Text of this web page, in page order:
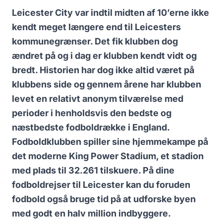
Leicester City var indtil midten af 10’erne ikke
kendt meget længere end til Leicesters
kommunegrænser. Det fik klubben dog
ændret på og i dag er klubben kendt vidt og
bredt. Historien har dog ikke altid været på
klubbens side og gennem årene har klubben
levet en relativt anonym tilværelse med
perioder i henholdsvis den bedste og
næstbedste fodboldrække i England.
Fodboldklubben spiller sine hjemmekampe på
det moderne King Power Stadium, et stadion
med plads til 32.261 tilskuere. På dine
fodboldrejser til Leicester kan du foruden
fodbold også bruge tid på at udforske byen
med godt en halv million indbyggere.